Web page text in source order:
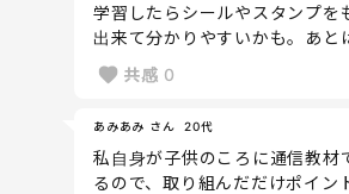
学習したらシールやスタンプを
出来て分かりやすいかも。あと
共感 0
あみあみ さん 20代
私自身が子供のころに通信教材
るので、取り組んだだけポイン